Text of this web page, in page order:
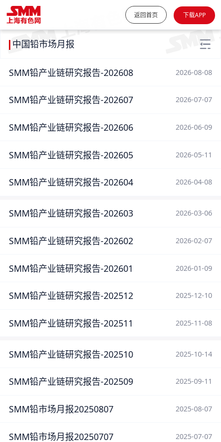
返回首页 下载APP
中国铅市场月报
SMM铅产业链研究报告-202608 2026-08-08
SMM铅产业链研究报告-202607 2026-07-07
SMM铅产业链研究报告-202606 2026-06-09
SMM铅产业链研究报告-202605 2026-05-11
SMM铅产业链研究报告-202604 2026-04-08
SMM铅产业链研究报告-202603 2026-03-06
SMM铅产业链研究报告-202602 2026-02-07
SMM铅产业链研究报告-202601 2026-01-09
SMM铅产业链研究报告-202512 2025-12-10
SMM铅产业链研究报告-202511 2025-11-08
SMM铅产业链研究报告-202510 2025-10-14
SMM铅产业链研究报告-202509 2025-09-11
SMM铅市场月报20250807 2025-08-07
SMM铅市场月报20250707 2025-07-07